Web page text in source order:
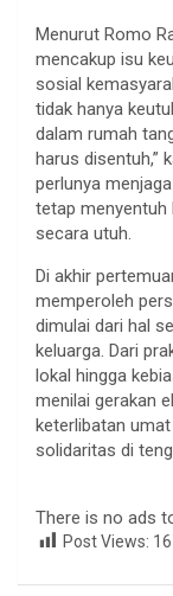
Menurut Romo
mencakup isu
sosial
tidak hanya
dalam rumah
harus disentuh,”
perlunya
tetap menyentuh
secara utuh.
Di akhir
memperoleh
dimulai dari hal
keluarga. Dari
lokal hingga
menilai gerakan
keterlibatan
solidaritas di
There is no ads
Post Views: